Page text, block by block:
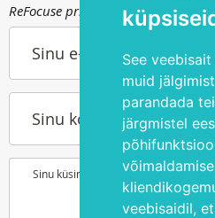
See
muid
parandada
järgmistel
veebisaidil,
ReFocuse privaatsuspoliitika kohta
Sinu e-post
Sinu kontakttelefon
Sinu küsimus või soov